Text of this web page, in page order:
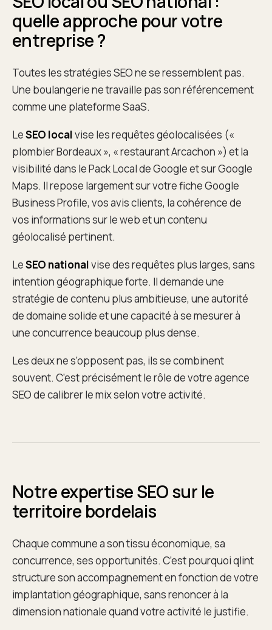
quelle approche pour votre
entreprise ?
Toutes les stratégies SEO ne se ressemblent pas.
Une boulangerie ne travaille pas son référencement
comme une plateforme SaaS.
LeSEO localvise les requêtes géolocalisées («
plombier Bordeaux », « restaurant Arcachon ») et la
visibilité dans le Pack Local de Google et sur Google
Maps. Il repose largement sur votre fiche Google
Business Profile, vos avis clients, la cohérence de
vos informations sur le web et un contenu
géolocalisé pertinent.
LeSEO nationalvise des requêtes plus larges, sans
intention géographique forte. Il demande une
stratégie de contenu plus ambitieuse, une autorité
de domaine solide et une capacité à se mesurer à
une concurrence beaucoup plus dense.
Les deux ne s’opposent pas, ils se combinent
souvent. C’est précisément le rôle de votre agence
SEO de calibrer le mix selon votre activité.
Notre expertise SEO sur le
territoire bordelais
Chaque commune a son tissu économique, sa
concurrence, ses opportunités. C’est pourquoi qlint
structure son accompagnement en fonction de votre
implantation géographique, sans renoncer à la
dimension nationale quand votre activité le justifie.